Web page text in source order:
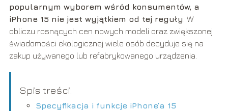
popularnym wyborem wśród konsumentów, a
iPhone 15 nie jest wyjątkiem od tej reguły . W
obliczu rosnących cen nowych modeli oraz zwiększonej
świadomości ekologicznej wiele osób decyduje się na
zakup używanego lub refabrykowanego urządzenia.
Spis treści:
Specyfikacja i funkcje iPhone’a 15